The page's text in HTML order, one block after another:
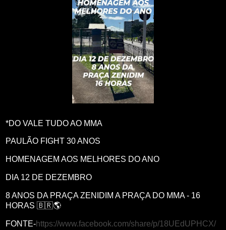
*DO VALE TUDO AO MMA
PAULÃO FIGHT 30 ANOS
HOMENAGEM AOS MELHORES DO ANO
DIA 12 DE DEZEMBRO
8 ANOS DA PRAÇA ZENIDIM A PRAÇA DO MMA - 16
HORAS 🇧🇷🌎
FONTE-https://www.facebook.com/share/p/18UEdUPHCX/